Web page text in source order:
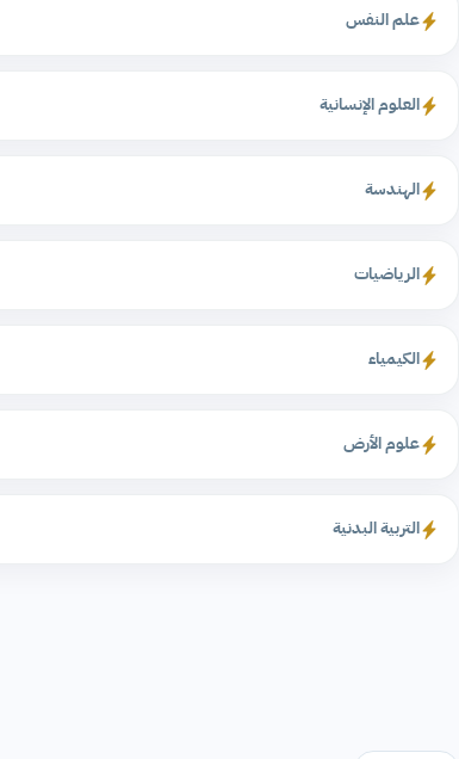
علم النفس
العلوم الإنسانية
الهندسة
الرياضيات
الكيمياء
علوم الأرض
التربية البدنية